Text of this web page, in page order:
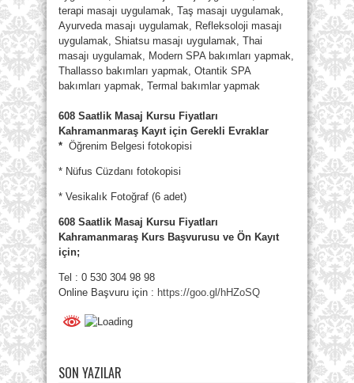
terapi masajı uygulamak, Taş masajı uygulamak,
Ayurveda masajı uygulamak, Refleksoloji masajı
uygulamak, Shiatsu masajı uygulamak, Thai
masajı uygulamak, Modern SPA bakımları yapmak,
Thallasso bakımları yapmak, Otantik SPA
bakımları yapmak, Termal bakımlar yapmak
608 Saatlik Masaj Kursu Fiyatları
Kahramanmaraş Kayıt için Gerekli Evraklar
* Öğrenim Belgesi fotokopisi
* Nüfus Cüzdanı fotokopisi
* Vesikalık Fotoğraf (6 adet)
608 Saatlik Masaj Kursu Fiyatları
Kahramanmaraş Kurs Başvurusu ve Ön Kayıt
için;
Tel : 0 530 304 98 98
Online Başvuru için : https://goo.gl/hHZoSQ
SON YAZILAR